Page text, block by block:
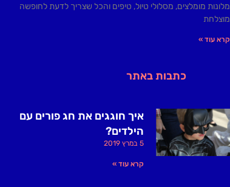
מלונות מומלצים, מסלולי טיול, טיפים והכל שצריך לדעת לחופשה
מוצלחת
קרא עוד »
כתבות באתר
איך חוגגים את חג פורים עם
הילדים?
5 במרץ 2019
קרא עוד »